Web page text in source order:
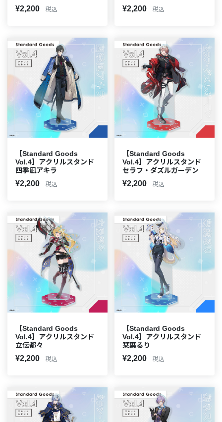
¥2,200 税込 ¥2,200 税込
【Standard Goods
Vol.4】アクリルスタンド
四季凪アキラ
¥2,200 税込
【Standard Goods
Vol.4】アクリルスタンド
セラフ・ダズルガーデン
¥2,200 税込
【Standard Goods
Vol.4】アクリルスタンド
立伝都々
¥2,200 税込
【Standard Goods
Vol.4】アクリルスタンド
栞葉るり
¥2,200 税込